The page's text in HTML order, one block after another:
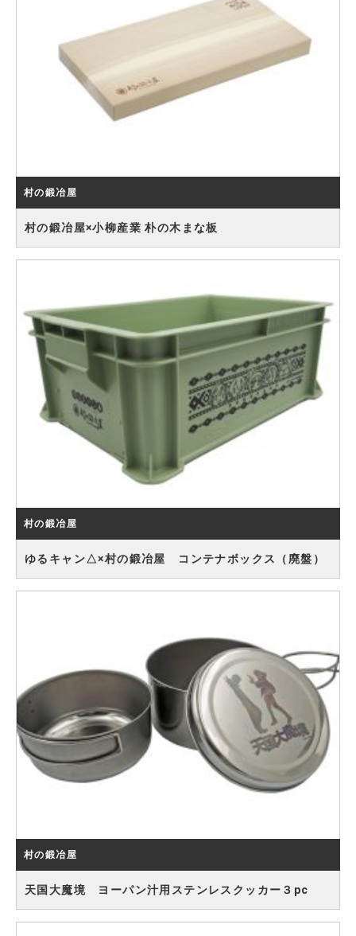
村の鍛冶屋
村の鍛冶屋×小柳産業 朴の木まな板
村の鍛冶屋
ゆるキャン△×村の鍛冶屋 コンテナボックス（廃盤）
村の鍛冶屋
天国大魔境 ヨーパン汁用ステンレスクッカー３pc